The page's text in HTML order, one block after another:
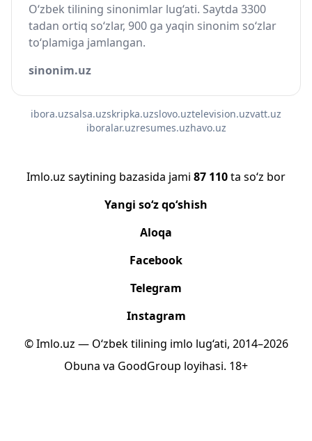
O‘zbek tilining sinonimlar lug‘ati. Saytda 3300
tadan ortiq so‘zlar, 900 ga yaqin sinonim so‘zlar
to‘plamiga jamlangan.
sinonim.uz
ibora.uzsalsa.uzskripka.uzslovo.uztelevision.uzvatt.uz
iboralar.uzresumes.uzhavo.uz
Imlo.uz saytining bazasida jami 87 110ta so‘z bor
Yangi so‘z qo‘shish
Aloqa
Facebook
Telegram
Instagram
© Imlo.uz — O‘zbek tilining imlo lug‘ati, 2014–2026
Obuna va GoodGroup loyihasi. 18+